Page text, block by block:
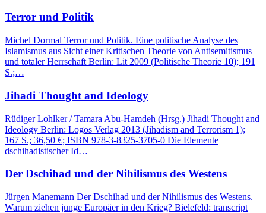
Terror und Politik
Michel Dormal Terror und Politik. Eine politische Analyse des
Islamismus aus Sicht einer Kritischen Theorie von Antisemitismus
und totaler Herrschaft Berlin: Lit 2009 (Politische Theorie 10); 191
S.;…
Jihadi Thought and Ideology
Rüdiger Lohlker / Tamara Abu-Hamdeh (Hrsg.) Jihadi Thought and
Ideology Berlin: Logos Verlag 2013 (Jihadism and Terrorism 1);
167 S.; 36,50 €; ISBN 978-3-8325-3705-0 Die Elemente
dschihadistischer Id…
Der Dschihad und der Nihilismus des Westens
Jürgen Manemann Der Dschihad und der Nihilismus des Westens.
Warum ziehen junge Europäer in den Krieg? Bielefeld: transcript